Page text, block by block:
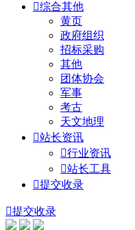
综合其他
黄页
政府组织
招标采购
其他
团体协会
军事
考古
天文地理
站长资讯
行业资讯
站长工具
提交收录
提交收录